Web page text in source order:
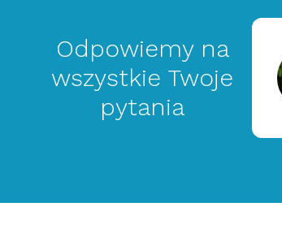
Odpowiemy na
wszystkie Twoje
pytania